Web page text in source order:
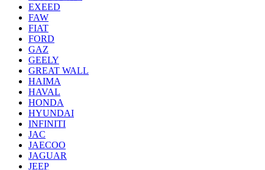
EXEED
FAW
FIAT
FORD
GAZ
GEELY
GREAT WALL
HAIMA
HAVAL
HONDA
HYUNDAI
INFINITI
JAC
JAECOO
JAGUAR
JEEP